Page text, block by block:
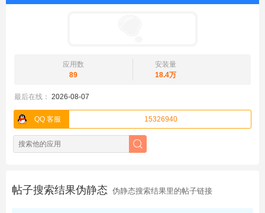
应用数
89
安装量
18.4万
最后在线： 2026-08-07
QQ 客服 15326940
帖子搜索结果伪静态 伪静态搜索结果里的帖子链接